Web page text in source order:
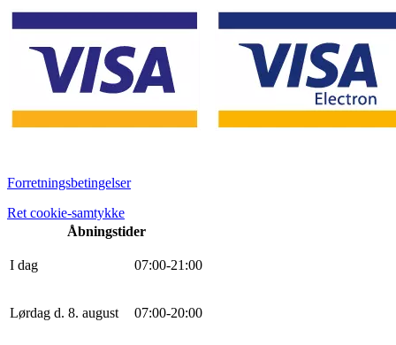
Forretningsbetingelser
Ret cookie-samtykke
Åbningstider
I dag 07:00-21 :00
Lørdag d. 8. august 07:00-20:00